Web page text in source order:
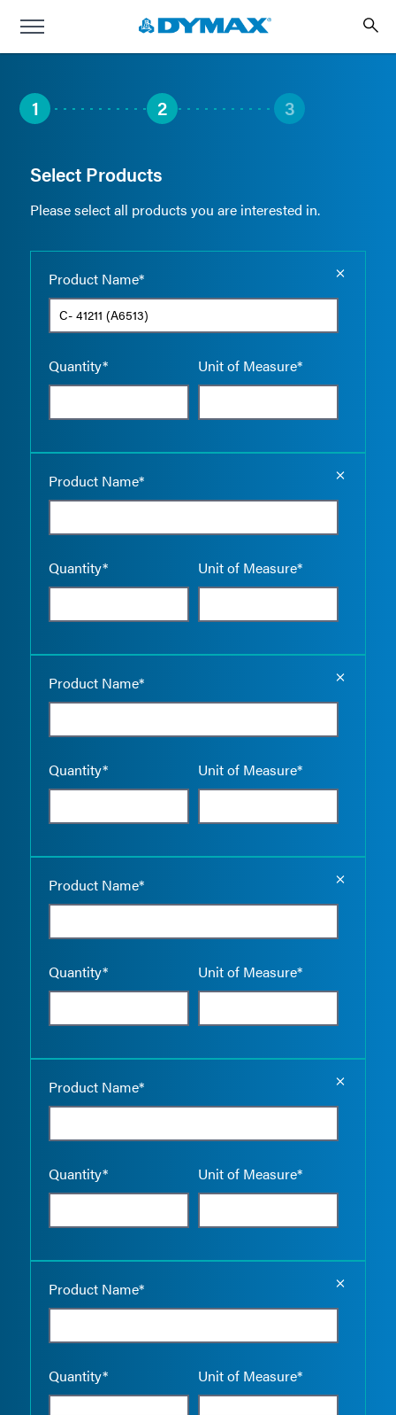
1 2 3
Select Products
Please select all products you are interested in.
Product Name*
Quantity* Unit of Measure*
Product Name*
Quantity* Unit of Measure*
Product Name*
Quantity* Unit of Measure*
Product Name*
Quantity* Unit of Measure*
Product Name*
Quantity* Unit of Measure*
Product Name*
Quantity* Unit of Measure*